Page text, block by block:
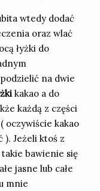
wtedy dodać
oraz wlać
łyżki do
na dwie
kakao a do
każdą z części
oczywiście kakao
). Jeżeli ktoś z
bawienie się
jasne lub całe
mnie